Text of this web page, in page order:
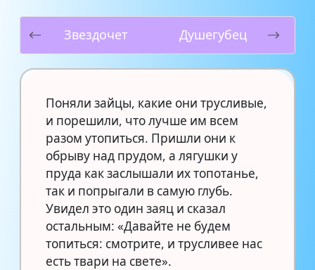
Звездочет Душегубец
Поняли зайцы, какие они трусливые,
и порешили, что лучше им всем
разом утопиться. Пришли они к
обрыву над прудом, а лягушки у
пруда как заслышали их топотанье,
так и попрыгали в самую глубь.
Увидел это один заяц и сказал
остальным: «Давайте не будем
топиться: смотрите, и трусливее нас
есть твари на свете».